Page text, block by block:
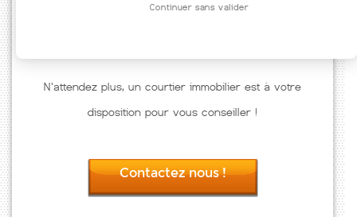
N'attendez plus, un courtier immobilier est à votre
disposition pour vous conseiller !
Contactez nous !
Continuer sans valider